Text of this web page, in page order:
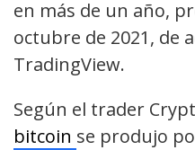
en más de un año,
octubre de 2021, de
TradingView.
Según el trader
bitcoin se produjo